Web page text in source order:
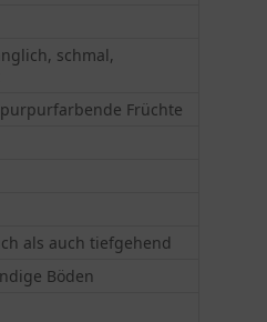
schmal,
Früchte
als auch tiefgehend
Böden